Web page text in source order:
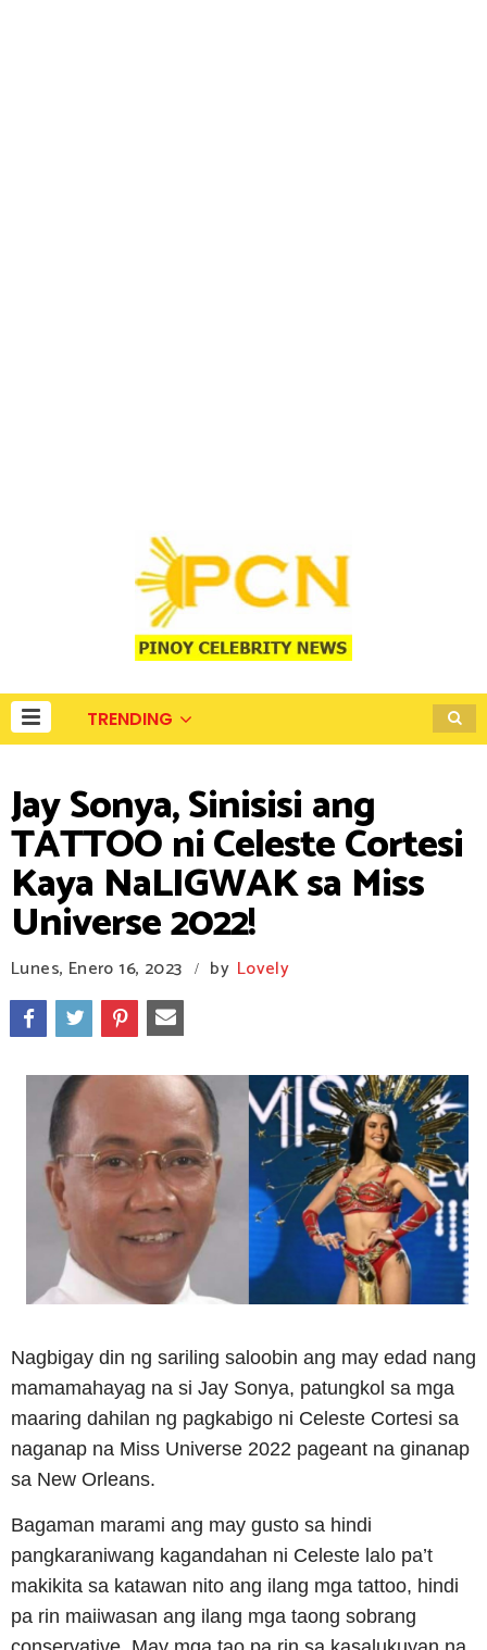
TRENDING
Jay Sonya, Sinisisi ang
TATTOO ni Celeste Cortesi
Kaya NaLIGWAK sa Miss
Universe 2022!
Lunes, Enero 16, 2023 / by Lovely
Nagbigay din ng sariling saloobin ang may edad nang
mamamahayag na si Jay Sonya, patungkol sa mga
maaring dahilan ng pagkabigo ni Celeste Cortesi sa
naganap na Miss Universe 2022 pageant na ginanap
sa New Orleans.
Bagaman marami ang may gusto sa hindi
pangkaraniwang kagandahan ni Celeste lalo pa’t
makikita sa katawan nito ang ilang mga tattoo, hindi
pa rin maiiwasan ang ilang mga taong sobrang